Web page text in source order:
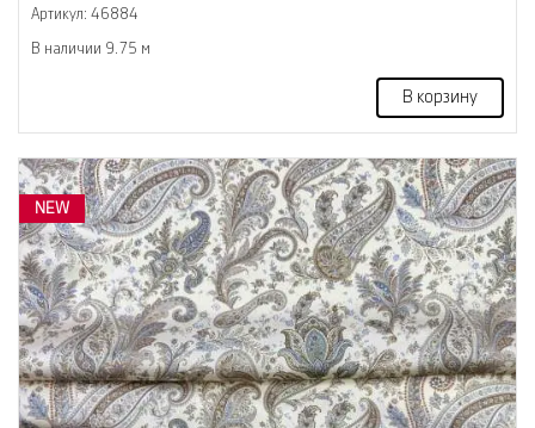
Артикул: 46884
В наличии 9.75 м
В корзину
NEW